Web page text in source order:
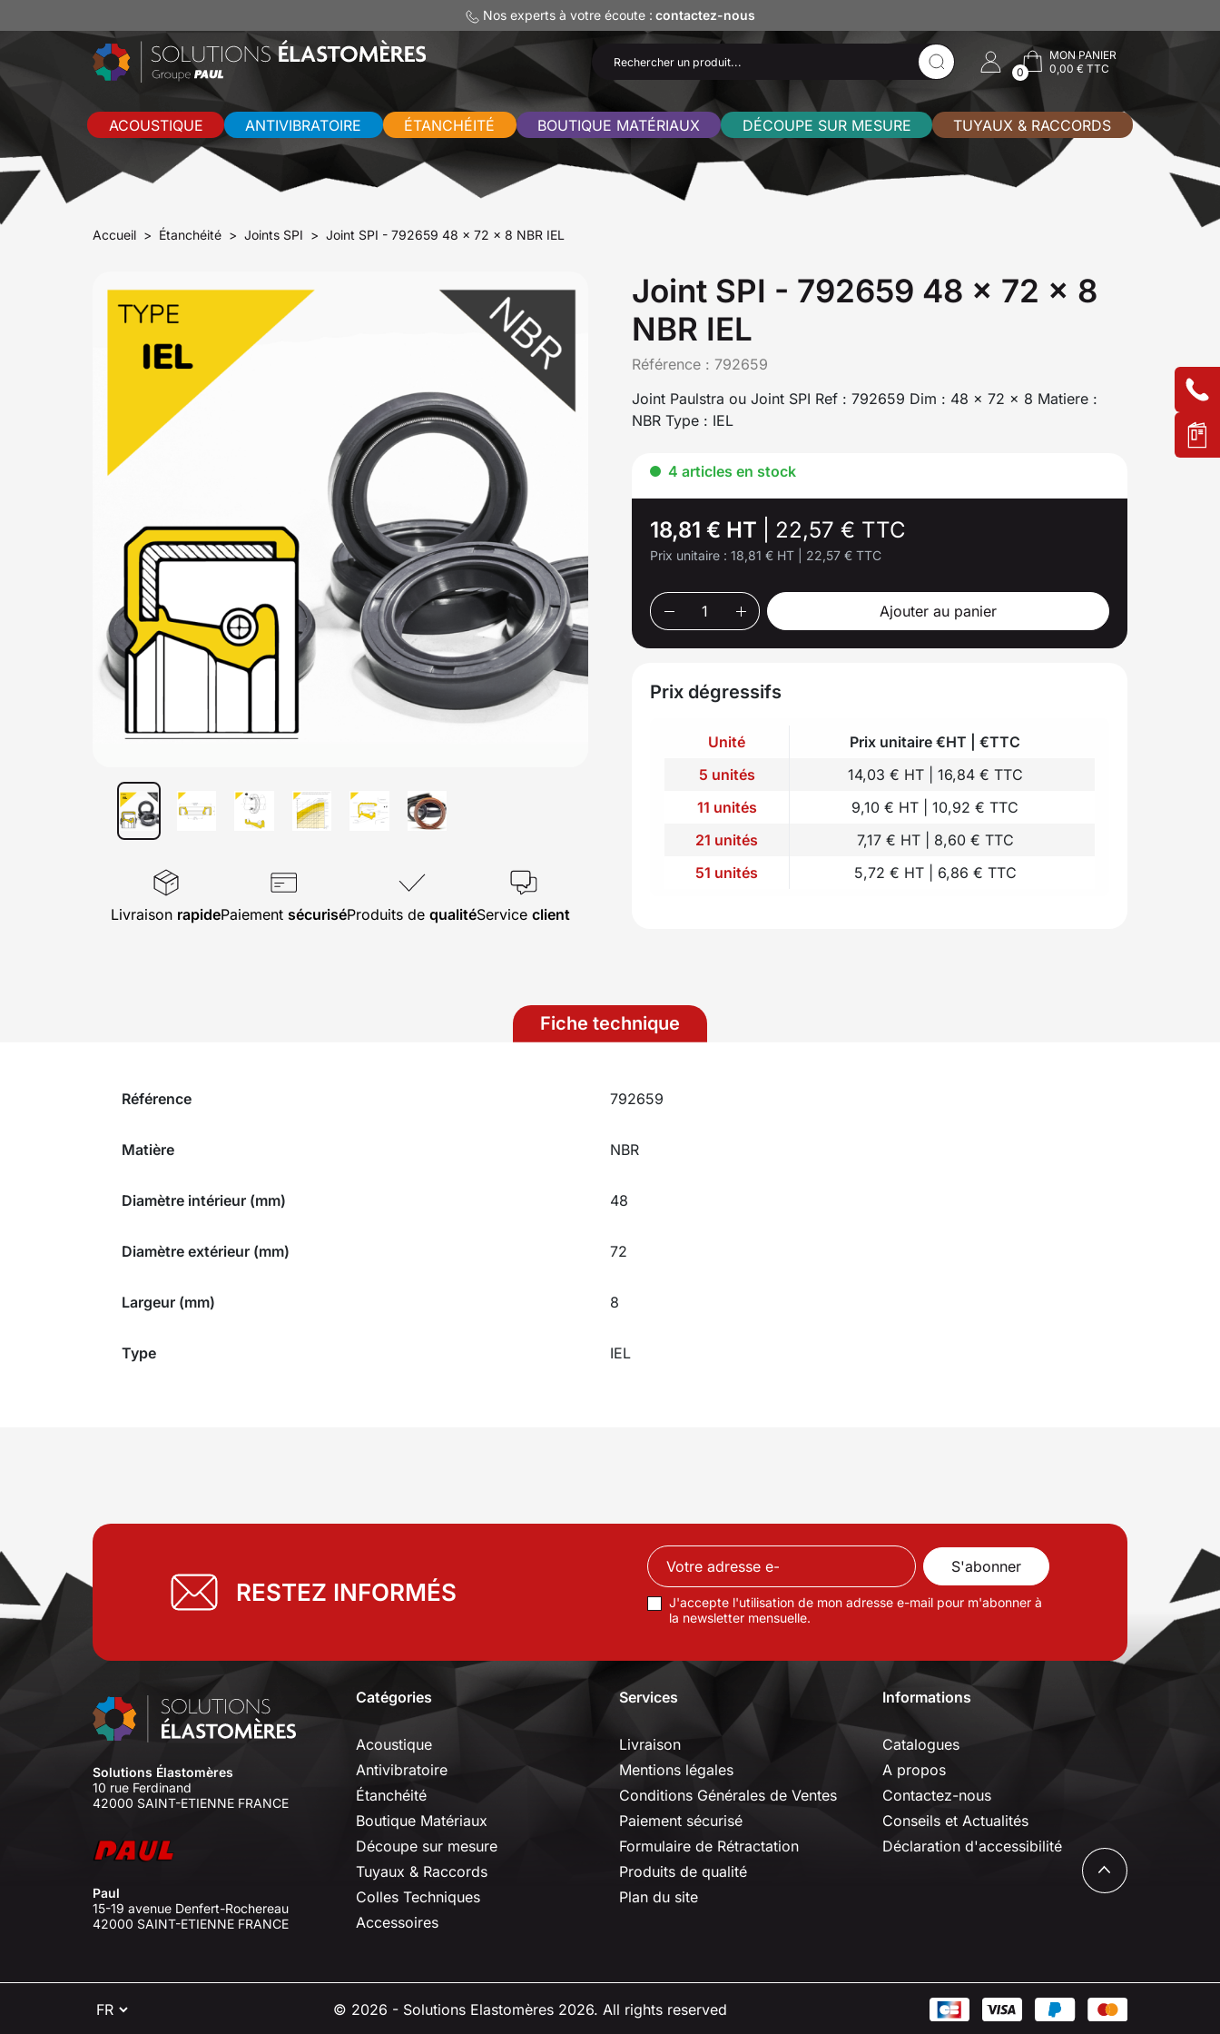
Nos experts à votre écoute : contactez-nous
0
MON PANIER
0,00 € TTC
ACOUSTIQUE ANTIVIBRATOIRE ÉTANCHÉITÉ BOUTIQUE MATÉRIAUX DÉCOUPE SUR MESURE TUYAUX & RACCORDS
Accueil Étanchéité Joints SPI Joint SPI - 792659 48 x 72 x 8 NBR IEL
Livraison rapidePaiement sécuriséProduits de qualitéService client
Joint SPI - 792659 48 x 72 x 8
NBR IEL
Référence : 792659
Joint Paulstra ou Joint SPI Ref : 792659 Dim : 48 x 72 x 8 Matiere :
NBR Type : IEL
4 articles en stock
18,81 € HT 22,57 € TTC
Prix unitaire : 18,81 € HT 22,57 € TTC
Ajouter au panier
Prix dégressifs
Unité
Prix unitaire €HT | €TTC
5 unités
14,03 € HT | 16,84 € TTC
11 unités
9,10 € HT | 10,92 € TTC
21 unités
7,17 € HT | 8,60 € TTC
51 unités
5,72 € HT | 6,86 € TTC
Fiche technique
Référence 792659
Matière NBR
Diamètre intérieur (mm) 48
Diamètre extérieur (mm) 72
Largeur (mm) 8
Type IEL
RESTEZ INFORMÉS
J'accepte l'utilisation de mon adresse e-mail pour m'abonner à
la newsletter mensuelle.
Solutions Élastomères
10 rue Ferdinand
42000 SAINT-ETIENNE FRANCE
Paul
15-19 avenue Denfert-Rochereau
42000 SAINT-ETIENNE FRANCE
Catégories
Acoustique
Antivibratoire
Étanchéité
Boutique Matériaux
Découpe sur mesure
Tuyaux & Raccords
Colles Techniques
Accessoires
Services
Livraison
Mentions légales
Conditions Générales de Ventes
Paiement sécurisé
Formulaire de Rétractation
Produits de qualité
Plan du site
Informations
Catalogues
A propos
Contactez-nous
Conseils et Actualités
Déclaration d'accessibilité
© 2026 - Solutions Elastomères 2026. All rights reserved